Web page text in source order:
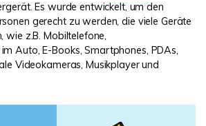
Es wurde entwickelt, um den
gerecht zu werden, die viele Geräte
wie z.B. Mobiltelefone,
Auto, E-Books, Smartphones, PDAs,
Videokameras, Musikplayer und